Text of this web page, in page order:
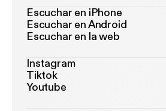
Escuchar en iPhone
Escuchar en Android
Escuchar en la web
Instagram
Tiktok
Youtube